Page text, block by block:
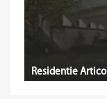
Residentie